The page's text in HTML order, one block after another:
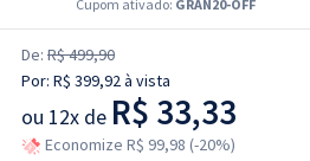
Cupom ativado: GRAN20-OFF
De: R$ 499,90
Por: R$ 399,92à vista
ou 12x de R$ 33,33
Economize R$ 99,98 (-20%)